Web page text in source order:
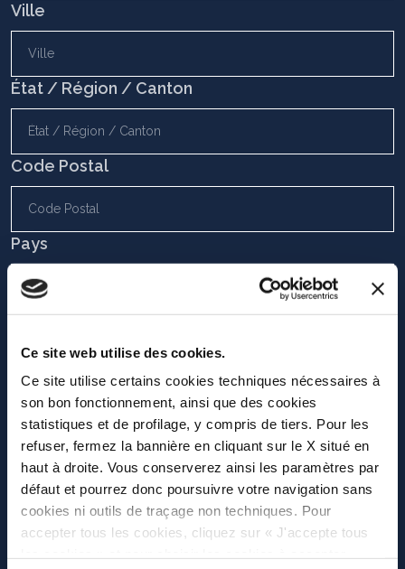
Ce site web utilise des cookies.
Ce site utilise certains cookies techniques nécessaires à
son bon fonctionnement, ainsi que des cookies
statistiques et de profilage, y compris de tiers. Pour les
refuser, fermez la bannière en cliquant sur le X situé en
haut à droite. Vous conserverez ainsi les paramètres par
défaut et pourrez donc poursuivre votre navigation sans
cookies ni outils de traçage non techniques. Pour
accepter tous les cookies, cliquez sur « J'accepte tous
Ville
État / Région / Canton
Code Postal
Pays
votre problème et nos techniciens vous contacteront dans les
prochaines heures, merci.
Informations sur le Traitement des données à
caractère personnel conformément à l’art. 13 du